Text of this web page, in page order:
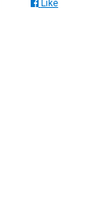
Like